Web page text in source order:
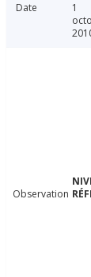
Date
1
Observation